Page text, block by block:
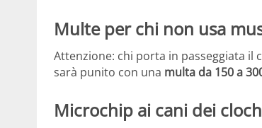
Multe per chi non usa
Attenzione: chi porta in passeggiata il
sarà punito con una multa da 150 a
Microchip ai cani dei